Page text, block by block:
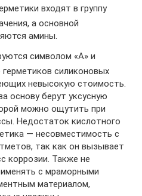
входят в группу
а основной
амины.
символом «А» и
герметиков силиконовых
невысокую стоимость.
основу берут уксусную
можно ощутить при
Недостаток кислотного
— несовместимость с
так как он вызывает
коррозии. Также не
с мраморными
материалом,